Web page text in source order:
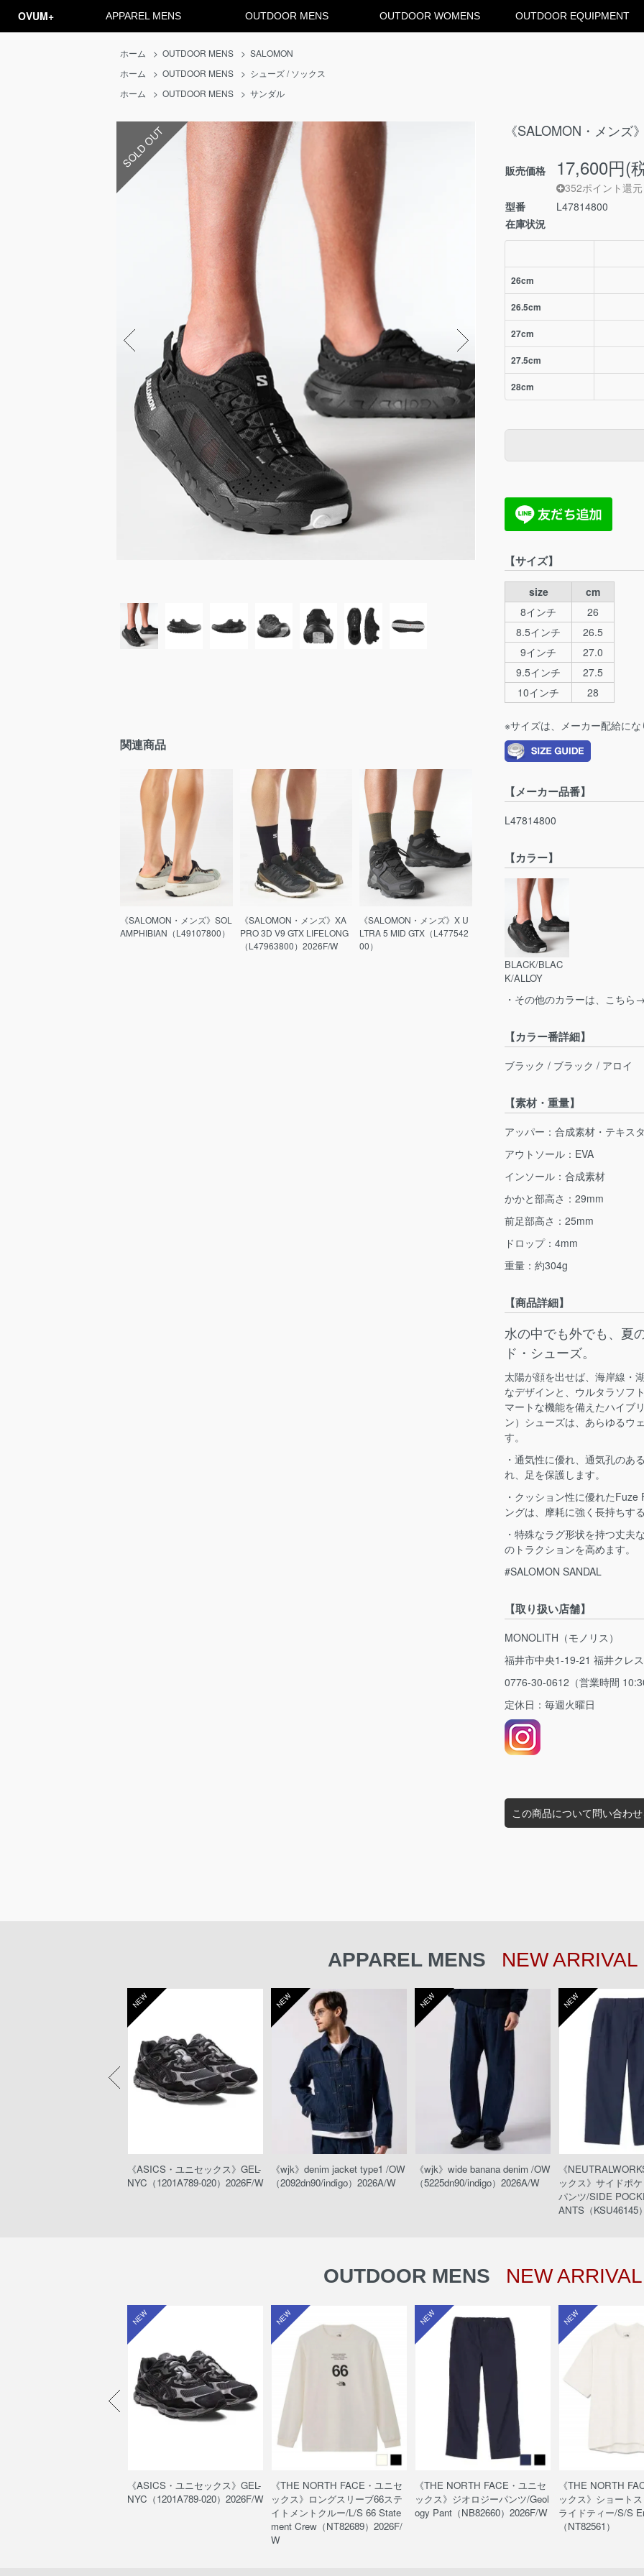
OVUM+ APPAREL MENS OUTDOOR MENS OUTDOOR WOMENS OUTDOOR EQUIPMENT
ホーム >OUTDOOR MENS >SALOMON
ホーム
>OUTDOOR MENS > シューズ / ソックス
ホーム
>OUTDOOR MENS >サンダル
SOLD OUT
関連商品
《SALOMON・メンズ》SOL
AMPHIBIAN（L49107800）
《SALOMON・メンズ》XA
PRO 3D V9 GTX LIFELONG
（L47963800）2026F/W
《SALOMON・メンズ》X U
LTRA 5 MID GTX（L477542
00）
《SALOMON・メン
販売価格 17,600円(
352ポイント還元
型番
L47814800
在庫状況
26cm
26.5cm
27cm
27.5cm
28cm
【サイズ】
size
cm
8インチ
26
8.5インチ
26.5
9インチ
27.0
9.5インチ
27.5
10インチ
28
※サイズは、メーカー配給に
【メーカー品番】
L47814800
【カラー】
BLACK/BLAC
K/ALLOY
・その他のカラーは、こちら
【カラー番詳細】
ブラック / ブラック / アロイ
【素材・重量】
アッパー：合成素材・テキス
アウトソール：EVA
インソール：合成素材
かかと部高さ：29mm
前足部高さ：25mm
ドロップ：4mm
重量：約304g
【商品詳細】
水の中でも外でも、夏
ド・シューズ。
太陽が顔を出せば、海岸線・
なデザインと、ウルタラソフ
マートな機能を備えたハイブ
ン）シューズは、あらゆるウ
す。
・通気性に優れ、通気孔のあ
れ、足を保護します。
・クッション性に優れた
ングは、摩耗に強く長持ちす
・特殊なラグ形状を持つ丈夫
のトラクションを高めます。
#SALOMON SANDAL
【取り扱い店舗】
MONOLITH（モノリス）
福井市中央1-19-21 福井クレ
0776-30-0612（営業時間
定休日：毎週火曜日
この商品について問い合わ
APPAREL MENS NEW ARRIVAL
NEW
《ASICS・ユニセックス》GEL-
NYC（1201A789-020）2026F/W
NEW
《wjk》denim jacket type1 /OW
（2092dn90/indigo）2026A/W
NEW
《wjk》wide banana denim /OW
（5225dn90/indigo）2026A/W
NEW
《
ックス》サイドポ
パンツ/SIDE
ANTS（KSU46145
OUTDOOR MENS NEW ARRIVAL
NEW
《ASICS・ユニセックス》GEL-
NYC（1201A789-020）2026F/W
NEW
《THE NORTH FACE・ユニセ
ックス》ロングスリーブ66ステ
イトメントクルー/L/S 66 State
ment Crew（NT82689）2026F/
W
NEW
《THE NORTH FACE・ユニセ
ックス》ジオロジーパンツ/Geol
ogy Pant（NB82660）2026F/W
NEW
《THE NORTH
ックス》ショート
ライドティー/S/S
（NT82561）